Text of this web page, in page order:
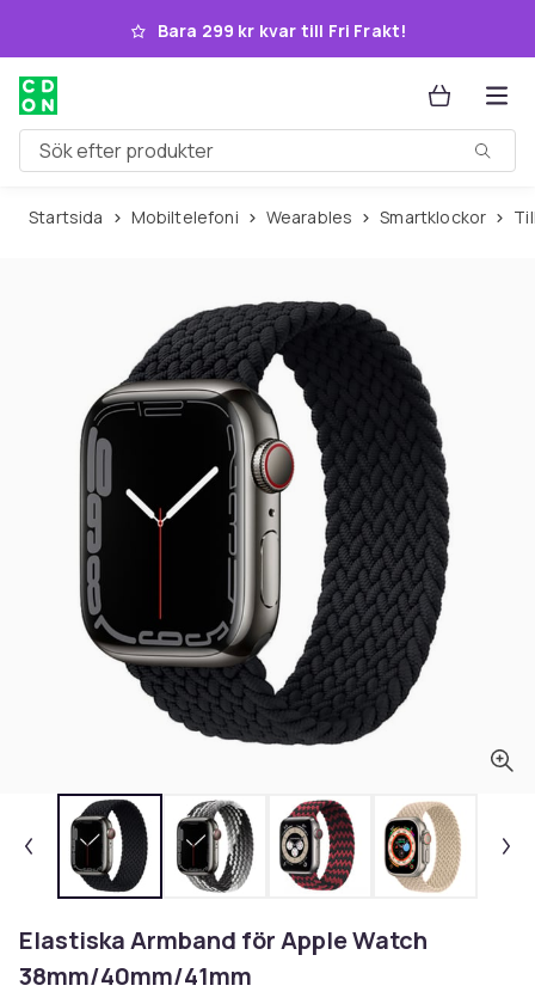
Hoppa till huvudinnehållet
Bara 299 kr kvar till Fri Frakt!
Sök efter produkter
Startsida Mobiltelefoni Wearables Smartklockor
Elastiska Armband för Apple Watch
38mm/40mm/41mm